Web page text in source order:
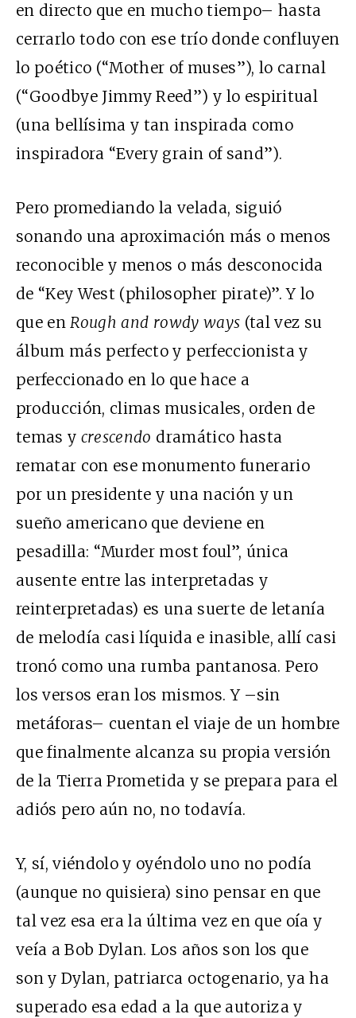
en directo que en mucho tiempo– hasta
cerrarlo todo con ese trío donde confluyen
lo poético (“Mother of muses”), lo carnal
(“Goodbye Jimmy Reed”) y lo espiritual
(una bellísima y tan inspirada como
inspiradora “Every grain of sand”).
Pero promediando la velada, siguió
sonando una aproximación más o menos
reconocible y menos o más desconocida
de “Key West (philosopher pirate)”. Y lo
que enRough and rowdy ways (tal vez su
álbum más perfecto y perfeccionista y
perfeccionado en lo que hace a
producción, climas musicales, orden de
temas y crescendo dramático hasta
rematar con ese monumento funerario
por un presidente y una nación y un
sueño americano que deviene en
pesadilla: “Murder most foul”, única
ausente entre las interpretadas y
reinterpretadas) es una suerte de letanía
de melodía casi líquida e inasible, allí casi
tronó como una rumba pantanosa. Pero
los versos eran los mismos. Y –sin
metáforas– cuentan el viaje de un hombre
que finalmente alcanza su propia versión
de la Tierra Prometida y se prepara para el
adiós pero aún no, no todavía.
Y, sí, viéndolo y oyéndolo uno no podía
(aunque no quisiera) sino pensar en que
tal vez esa era la última vez en que oía y
veía a Bob Dylan. Los años son los que
son y Dylan, patriarca octogenario, ya ha
superado esa edad a la que autoriza y